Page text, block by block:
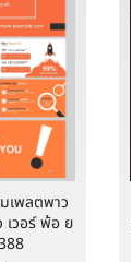
เพลตพาว
เวอร์ พ้อ ย